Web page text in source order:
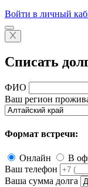
Войти в личный
Списать
ФИО
Ваш регион
Формат встречи:
Онлайн
В
Ваш телефон
Ваша сумма долга